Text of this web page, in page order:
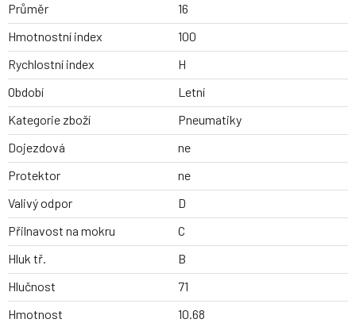
Průměr
16
Hmotnostní index
100
Rychlostní index
H
Období
Letní
Kategorie zboží
Pneumatiky
Dojezdová
ne
Protektor
ne
Valivý odpor
D
Přilnavost na mokru
C
Hluk tř.
B
Hlučnost
71
Hmotnost
10.68